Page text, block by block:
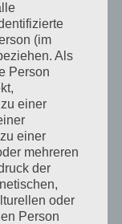
nur kurz mit
klopfte mir
was vermutlich
sie und
recht gelang.
Welt nicht
sich
(im
Als
Person
einer
einer
mehreren
der
oder
Person